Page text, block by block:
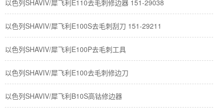
以色列SHAVIV/犀飞利E110去毛刺修边器 151-29038
以色列SHAVIV/犀飞利E100S去毛刺刮刀 151-29211
以色列SHAVIV/犀飞利E100P去毛刺工具
以色列SHAVIV/犀飞利E100去毛刺修边刀
以色列SHAVIV/犀飞利B10S高钴修边器